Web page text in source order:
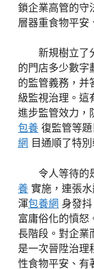
鎖企業高管的守
層器重食物平安
新規樹立了
的門店多少數字
的監管義務，并
級監視治理。這
進步監管效力，
包養 復監管等
網 目通順了特
令人等待的
養 實施，連張
渾包養網 身發
富庸俗化的憤怒
長階段。對企業
是一次晉陞治理
性食物平安、有